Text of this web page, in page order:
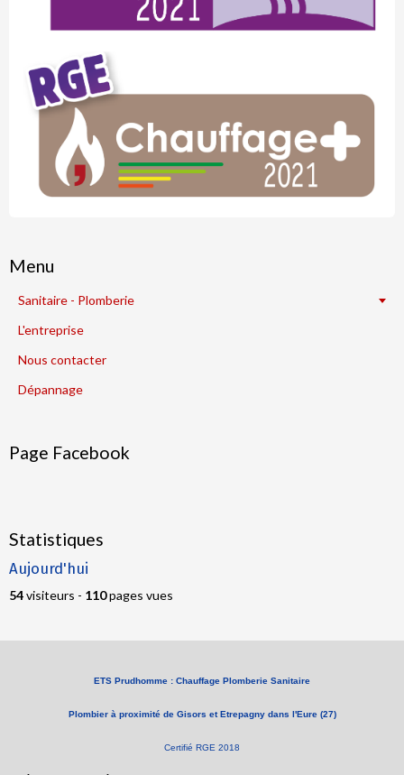
Menu
Sanitaire - Plomberie
L'entreprise
Nous contacter
Dépannage
Page Facebook
Statistiques
Aujourd'hui
54visiteurs - 110pages vues
ETS Prudhomme : Chauffage Plomberie Sanitaire
Plombier à proximité de Gisors et Etrepagny dans l'Eure (27)
Certifié RGE 2018